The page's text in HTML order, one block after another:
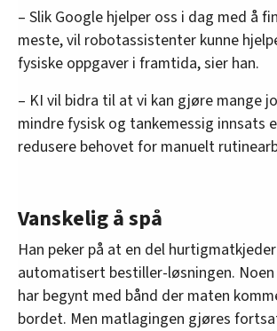
– Slik Google hjelper oss i dag med å
meste, vil robotassistenter kunne
fysiske oppgaver i framtida, sier han.
– KI vil bidra til at vi kan gjøre mange
mindre fysisk og tankemessig innsats
redusere behovet for manuelt
Vanskelig å spå
Han peker på at en del
automatisert bestiller-løsningen.
har begynt med bånd der maten
bordet. Men matlagingen gjøres